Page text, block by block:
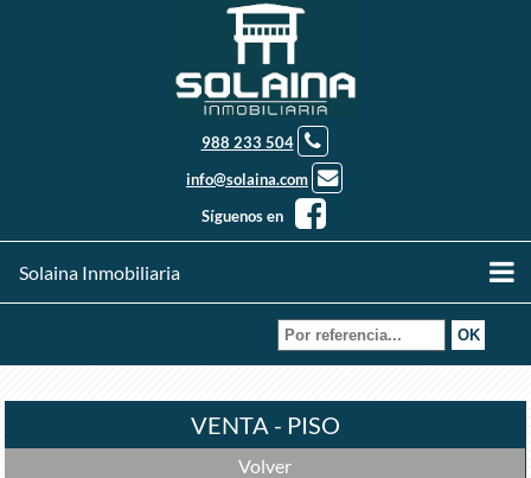
988 233 504
info@solaina.com
Síguenos en
Solaina Inmobiliaria
VENTA - PISO
Volver